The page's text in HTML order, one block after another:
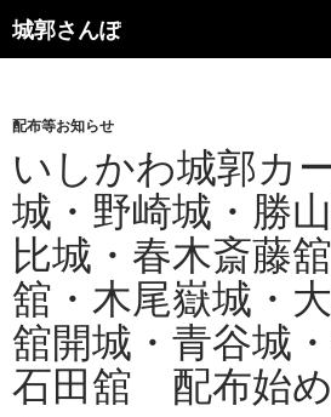
コ
ン
ツ
へ
ス
キ
ッ
プ
城郭さんぽ
検
索
配布等お知らせ
いしかわ城郭カ
城・野崎城・勝
比城・春木斎藤
舘・木尾嶽城・
舘開城・青谷城
石田舘 配布始